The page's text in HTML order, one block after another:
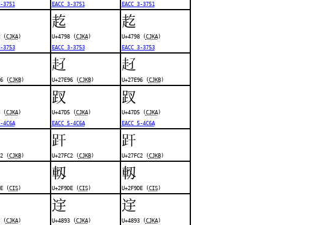
3751
EACC 3-3751
EACC 3-3751
(CJKA)
3753
䞘
U+4798 (CJKA)
EACC 3-3753
䞘
U+4798 (CJKA)
EACC 3-3753
(CJKB)
𧺖
U+27E96 (CJKB)
𧺖
U+27E96 (CJKB)
(CJKA)
4C6A
䟕
U+47D5 (CJKA)
EACC 5-4C6A
䟕
U+47D5 (CJKA)
EACC 5-4C6A
(CJKB)
𧿂
U+27FC2 (CJKB)
𧿂
U+27FC2 (CJKB)
(CIS)
軔
U+2F9DE (CIS)
軔
U+2F9DE (CIS)
(CJKA)
䢓
U+4893 (CJKA)
䢓
U+4893 (CJKA)